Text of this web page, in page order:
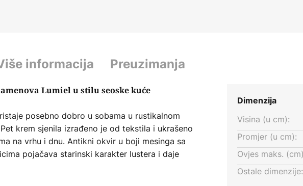
informacija Preuzimanja
Lumiel u stilu seoske kuće
posebno dobro u sobama u rustikalnom
krem sjenila izrađeno je od tekstila i ukrašeno
na vrhu i dnu. Antikni okvir u boji mesinga sa
pojačava starinski karakter lustera i daje
gracioznost. Luster je posebno pogodan za
Dimenzija
Visina (u cm):
Promjer (u cm):
Ovjes maks.
Ostale dimenzije: